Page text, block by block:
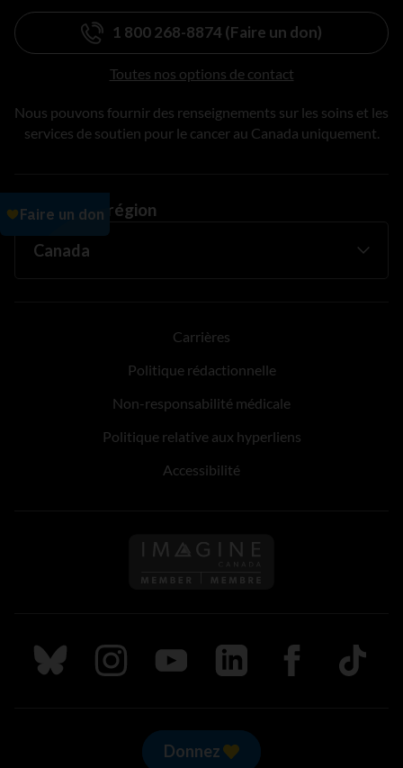
1 800 268-8874 (Faire un don)
Toutes nos options de contact
Nous pouvons fournir des renseignements sur les soins et les
services de soutien pour le cancer au Canada uniquement.
Changer de région
Carrières
Politique rédactionnelle
Non-responsabilité médicale
Politique relative aux hyperliens
Accessibilité
Suivez nous sur Bluesky
Suivez nous sur Instagram
Suivez nous sur Youtube
Suivez nous sur LinkedIn
Suivez nous sur
TikTok
Donnez